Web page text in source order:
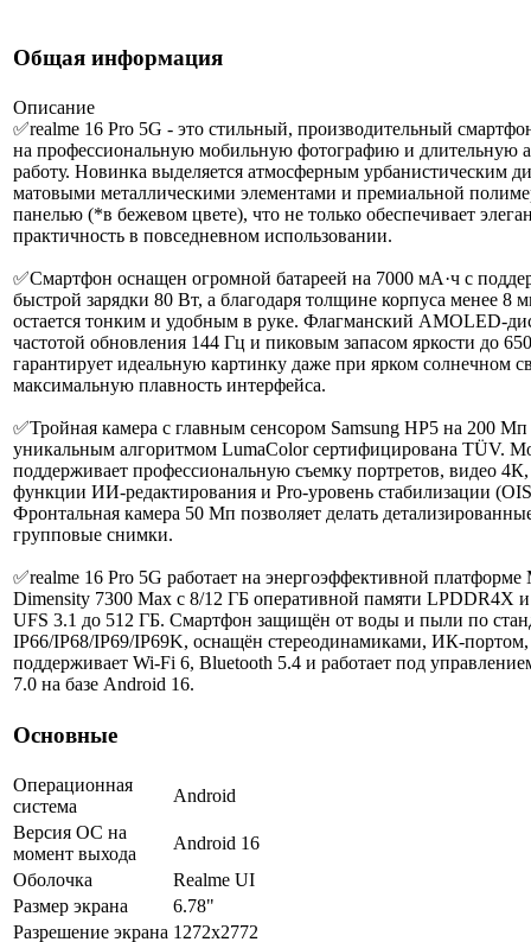
Общая информация
Описание
✅realme 16 Pro 5G - это стильный, производительный
на профессиональную мобильную фотографию и длительную
работу. Новинка выделяется атмосферным урбанистическим
матовыми металлическими элементами и премиальной
панелью (*в бежевом цвете), что не только обеспечивает
практичность в повседневном использовании.
✅Смартфон оснащен огромной батареей на 7000 мА·ч с
быстрой зарядки 80 Вт, а благодаря толщине корпуса менее 8
остается тонким и удобным в руке. Флагманский AMOLED-
частотой обновления 144 Гц и пиковым запасом яркости до
гарантирует идеальную картинку даже при ярком солнечном
максимальную плавность интерфейса.
✅Тройная камера с главным сенсором Samsung HP5 на 200
уникальным алгоритмом LumaColor сертифицирована TÜV.
поддерживает профессиональную съемку портретов, видео
функции ИИ-редактирования и Pro-уровень стабилизации
Фронтальная камера 50 Мп позволяет делать
групповые снимки.
✅realme 16 Pro 5G работает на энергоэффективной платформе
Dimensity 7300 Max с 8/12 ГБ оперативной памяти LPDDR4X
UFS 3.1 до 512 ГБ. Смартфон защищён от воды и пыли по
IP66/IP68/IP69/IP69K, оснащён стереодинамиками, ИК-портом,
поддерживает Wi-Fi 6, Bluetooth 5.4 и работает под
7.0 на базе Android 16.
Основные
Операционная
система
Android
Версия ОС на
момент выхода
Android 16
Оболочка
Realme UI
Размер экрана
6.78"
Разрешение экрана 1272x2772